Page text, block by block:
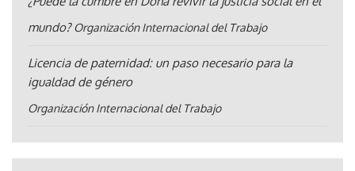
mundo? Organización Internacional del Trabajo
Licencia de paternidad: un paso necesario para la
igualdad de género
Organización Internacional del Trabajo